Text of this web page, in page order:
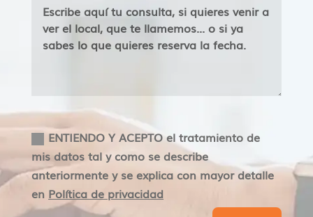
Aceptacion
ENTIENDO Y ACEPTO el tratamiento de
mis datos tal y como se describe
anteriormente y se explica con mayor detalle
en Política de privacidad